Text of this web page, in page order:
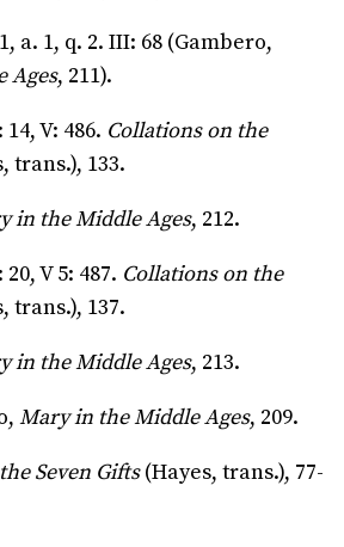
a. 1, q. 2. III: 68 (Gambero,
Ages, 211).
V: 486. Collations on the
trans.), 133.
in the Middle Ages, 212.
V 5: 487. Collations on the
trans.), 137.
in the Middle Ages, 213.
Mary in the Middle Ages, 209.
Seven Gifts(Hayes, trans.), 77-